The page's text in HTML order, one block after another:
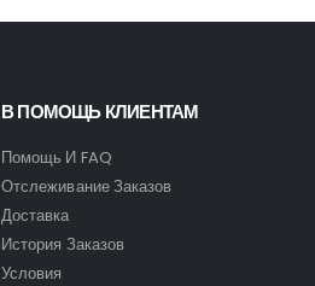
В ПОМОЩЬ КЛИЕНТАМ
Помощь И FAQ
Отслеживание Заказов
Доставка
История Заказов
Условия